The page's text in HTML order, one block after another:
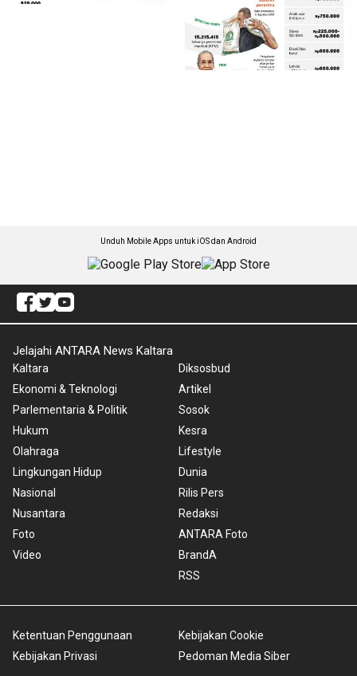
Unduh Mobile Apps untuk iOS dan Android
Jelajahi ANTARA News Kaltara
Kaltara
Ekonomi & Teknologi
Parlementaria & Politik
Hukum
Olahraga
Lingkungan Hidup
Nasional
Nusantara
Foto
Video
Diksosbud
Artikel
Sosok
Kesra
Lifestyle
Dunia
Rilis Pers
Redaksi
ANTARA Foto
BrandA
RSS
Ketentuan Penggunaan
Kebijakan Privasi
Kebijakan Cookie
Pedoman Media Siber